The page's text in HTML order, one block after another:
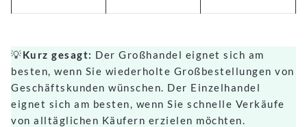
💡Kurz gesagt: Der Großhandel eignet sich am
besten, wenn Sie wiederholte Großbestellungen von
Geschäftskunden wünschen. Der Einzelhandel
eignet sich am besten, wenn Sie schnelle Verkäufe
von alltäglichen Käufern erzielen möchten.